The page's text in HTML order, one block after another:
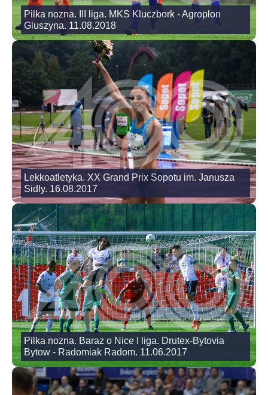
Pilka nozna. III liga. MKS Kluczbork - Agroplon
Gluszyna. 11.08.2018
Lekkoatletyka. XX Grand Prix Sopotu im. Janusza
Sidly. 16.08.2017
Pilka nozna. Baraz o Nice I liga. Drutex-Bytovia
Bytow - Radomiak Radom. 11.06.2017